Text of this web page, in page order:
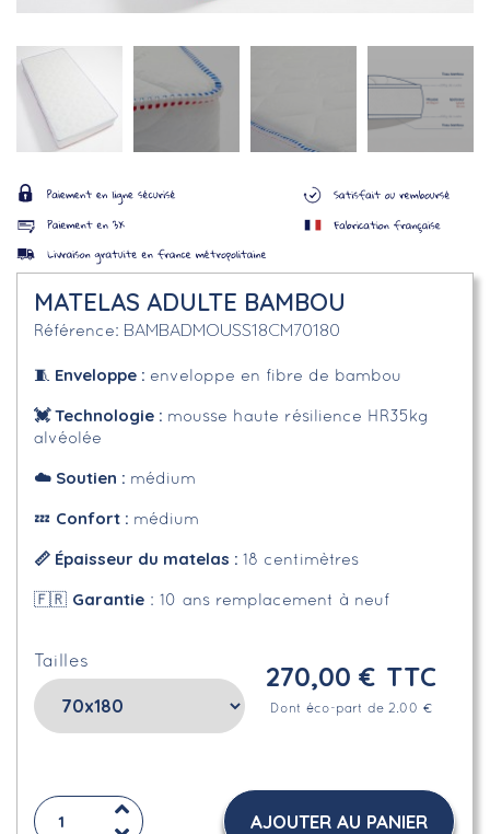
MATELAS ADULTE BAMBOU
Référence BAMBADMOUSS18CM70180
🧵 Enveloppe : enveloppe en fibre de bambou
💓 Technologie : mousse haute résilience HR35kg
alvéolée
☁️ Soutien : médium
💤 Confort : médium
📏 Épaisseur du matelas : 18 centimètres
🇫🇷 Garantie : 10 ans remplacement à neuf
Tailles 270,00 € TTC
Dont éco-part de 2.00 €
AJOUTER AU PANIER